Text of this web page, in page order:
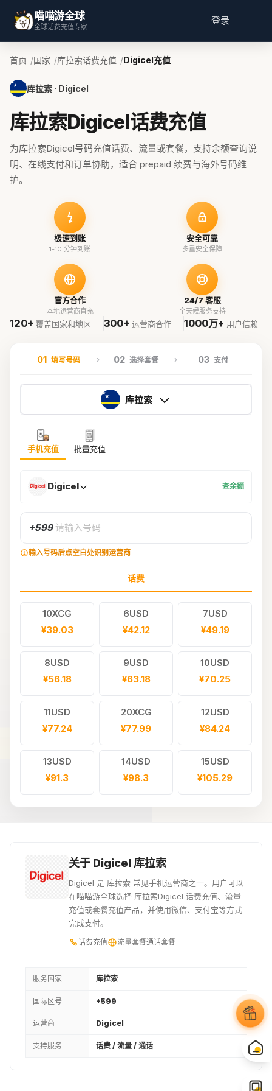
喵喵游全球
全球话费充值专家
登录
首页 国家 库拉索话费充值 Digicel充值
库拉索 · Digicel
库拉索Digicel话费充值
为库拉索Digicel号码充值话费、流量或套餐，支持余额查询说
明、在线支付和订单协助，适合 prepaid 续费与海外号码维
护。
极速到账
1-10 分钟到账
安全可靠
多重安全保障
官方合作
本地运营商直充
24/7 客服
全天候服务支持
120+ 覆盖国家和地区 300+ 运营商合作 1000万+ 用户信赖
01 填写号码 02 选择套餐 03 支付
库拉索
手机充值 批量充值
Digicel 查余额
+599 请输入号码
输入号码后点空白处识别运营商
话费
10XCG
¥39.03
6USD
¥42.12
7USD
¥49.19
8USD
¥56.18
9USD
¥63.18
10USD
¥70.25
11USD
¥77.24
20XCG
¥77.99
12USD
¥84.24
13USD
¥91.3
14USD
¥98.3
15USD
¥105.29
18USD
¥126.35
19USD
¥133.42
¥140.42
21USD
¥147.41
22USD
40XCG
¥161.48
26USD
¥182.53
¥189.53
关于 Digicel 库拉索
Digicel 是 库拉索 常见手机运营商之一。用户可以
在喵喵游全球选择 库拉索Digicel 话费充值、流量
充值或套餐充值产品，并使用微信、支付宝等方式
完成支付。
话费充值 流量套餐通话套餐
服务国家 库拉索
国际区号 +599
运营商 Digicel
支持服务 话费 / 流量 / 通话